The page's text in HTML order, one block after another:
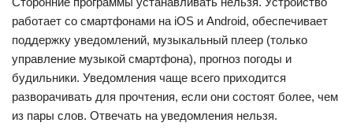
работает со смартфонами на iOS и Android, обеспечивает
поддержку уведомлений, музыкальный плеер (только
управление музыкой смартфона), прогноз погоды и
будильники. Уведомления чаще всего приходится
разворачивать для прочтения, если они состоят более, чем
из пары слов. Отвечать на уведомления нельзя.